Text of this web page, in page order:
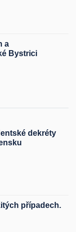
a
Bystrici
dekréty
případech.